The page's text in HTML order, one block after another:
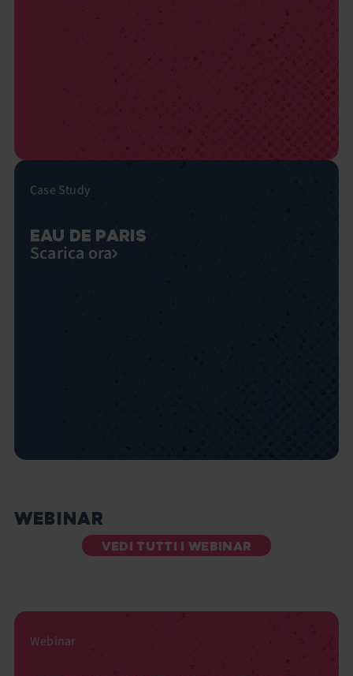
Case Study
EAU DE PARIS
Scarica ora
WEBINAR
VEDI TUTTI I WEBINAR
Webinar